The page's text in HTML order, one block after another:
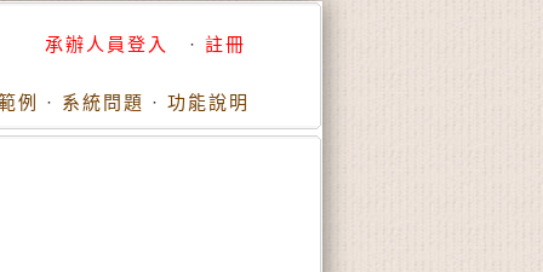
承辦人員登入 · 註冊
例 · 系統問題 · 功能說明